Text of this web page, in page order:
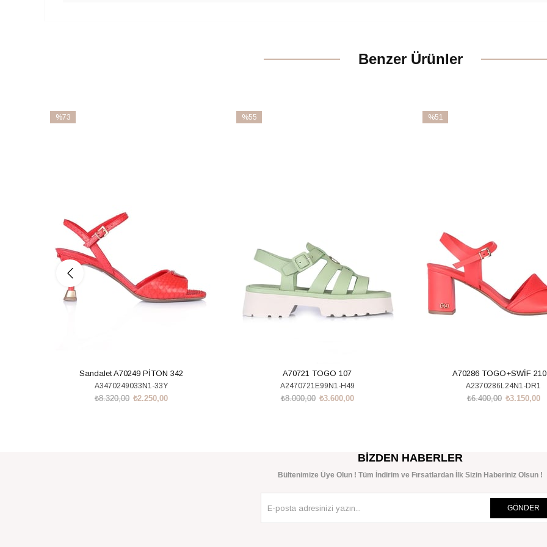
Benzer Ürünler
%73
Sandalet A70249 PİTON 342
A3470249033N1-33Y
₺2.250,00
₺8.320,00
%55
A70721 TOGO 107
A2470721E99N1-H49
₺3.600,00
₺8.000,00
%51
A70286 TOGO+SWİF
A2370286L24N1-DR1
₺3.150,00
₺6.400,00
BIZDEN HABERLER
Bültenimize Üye Olun ! Tüm İndirim ve Fırsatlardan İlk Sizin Haberiniz Olsun !
GÖNDER